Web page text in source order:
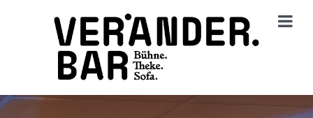
Zu deinen Suchbegriffen wurde nichts passendes